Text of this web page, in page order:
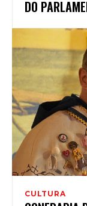
DO
CULTURA